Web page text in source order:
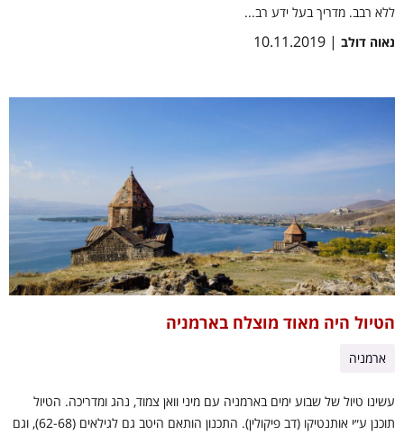
ללא רבב. מדריך בעל ידע רב...
נאוה דולב | 10.11.2019
הטיול היה מאוד מוצלח בארמניה
ארמניה
עשינו טיול של שבוע ימים בארמניה עם מיני וואן צמוד, נהג ומדריכה. הטיול
תוכנן ע״י אותנטיקו (דב פיקולין). התכנון הותאם היטב גם לגילאים (62-68), וגם